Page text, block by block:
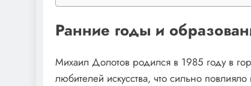
Ранние годы и
Михаил Долотов родился в 1985 году в
любителей искусства, что сильно